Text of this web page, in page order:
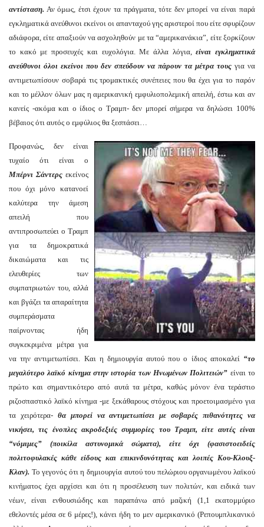
αντίσταση. Αν όμως, έτσι έχουν τα πράγματα, τότε δεν μπορεί να είναι παρά
εγκληματικά ανεύθυνοι εκείνοι οι απανταχού γης αριστεροί που είτε σφυρίζουν
αδιάφορα, είτε απαξιούν να ασχοληθούν με τα “αμερικανάκια”, είτε ξορκίζουν
το κακό με προσευχές και ευχολόγια. Με άλλα λόγια,είναι εγκληματικά
ανεύθυνοι όλοι εκείνοι που δεν σπεύδουν να πάρουν τα μέτρα τους για να
αντιμετωπίσουν σοβαρά τις τρομακτικές συνέπειες που θα έχει για το παρόν
και το μέλλον όλων μας η αμερικανική εμφυλιοπολεμική απειλή, έστω και αν
κανείς -ακόμα και ο ίδιος ο Τραμπ- δεν μπορεί σήμερα να δηλώσει 100%
βέβαιος ότι αυτός ο εμφύλιος θα ξεσπάσει…
Προφανώς, δεν είναι
τυχαίο ότι είναι ο
Μπέρνι Σάντερς εκείνος
που όχι μόνο κατανοεί
καλύτερα την άμεση
απειλή που
αντιπροσωπεύει ο Τραμπ
για τα δημοκρατικά
δικαιώματα και τις
ελευθερίες των
συμπατριωτών του, αλλά
και βγάζει τα απαραίτητα
συμπεράσματα
παίρνοντας ήδη
συγκεκριμένα μέτρα για
να την αντιμετωπίσει. Και η δημιουργία αυτού που ο ίδιος αποκαλεί “το
μεγαλύτερο λαϊκό κίνημα στην ιστορία των Ηνωμένων Πολιτειών” είναι το
πρώτο και σημαντικότερο από αυτά τα μέτρα, καθώς μόνον ένα τεράστιο
ριζοσπαστικό λαϊκό κίνημα -με ξεκάθαρους στόχους και προετοιμασμένο για
τα χειρότερα- θα μπορεί να αντιμετωπίσει με σοβαρές πιθανότητες να
νικήσει, τις ένοπλες ακροδεξιές συμμορίες του Τραμπ, είτε αυτές είναι
“νόμιμες” (ποικίλα αστυνομικά σώματα), είτε όχι (φασιστοειδείς
πολιτοφυλακές κάθε είδους και επικινδυνότητας και λοιπές Κου-Κλουξ-
Κλαν). Το γεγονός ότι η δημιουργία αυτού του πελώριου οργανωμένου λαϊκού
κινήματος έχει αρχίσει και ότι η προσέλευση των πολιτών, και ειδικά των
νέων, είναι ενθουσιώδης και παραπάνω από μαζική (1,1 εκατομμύριο
εθελοντές μέσα σε 6 μέρες!), κάνει ήδη το μεν αμερικανικό (Ρεπουμπλικανικό